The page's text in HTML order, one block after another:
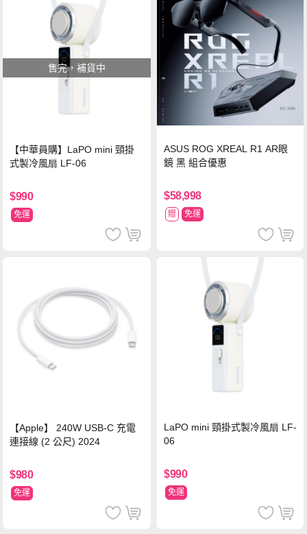
售完，補貨中
【中華員購】LaPO mini 頸掛
式製冷風扇 LF-06
$990
免運
ASUS ROG XREAL R1 AR眼
鏡 黑 組合優惠
$58,998
贈 免運
【Apple】 240W USB-C 充電
連接線 (2 公尺) 2024
$980
免運
LaPO mini 頸掛式製冷風扇 LF-
06
$990
免運